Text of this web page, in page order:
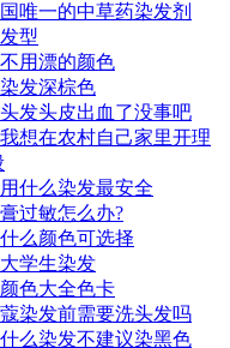
唯一的中草药染发剂
型
用漂的颜色
发深棕色
发头皮出血了没事吧
想在农村自己家里开理
什么染发最安全
过敏怎么办?
么颜色可选择
学生染发
色大全色卡
染发前需要洗头发吗
么染发不建议染黑色